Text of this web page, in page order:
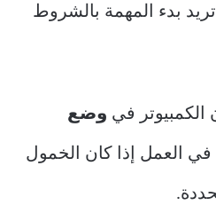
بدء المهمة بالشروط
الكمبيوتر في وضع
في العمل إذا كان الخمول